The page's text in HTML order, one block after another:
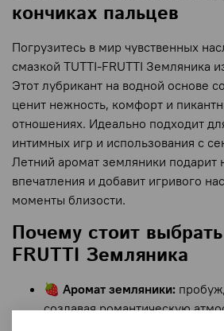
кончиках пальцев
Погрузитесь в мир чувственных
смазкой TUTTI-FRUTTI Земляника
Этот лубрикант на водной основе
ценит нежность, комфорт и
отношениях. Идеально подходит
интимных игр и использования с
Летний аромат земляники подарит
впечатления и добавит игривого
моменты близости.
Почему стоит
FRUTTI Земляника
🍓 Аромат земляники:
создавая романтическую